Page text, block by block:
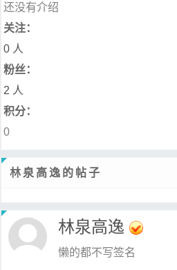
还没有介绍
关注：
0 人
粉丝：
2 人
积分：
0
林泉高逸的帖子
林泉高逸
懒的都不写签名